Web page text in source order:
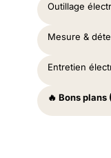
Outillage
Mesure &
Entretien
🔥 Bons plans